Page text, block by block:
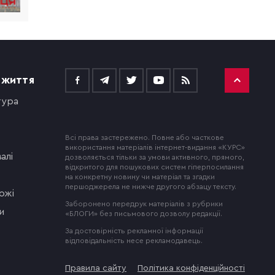
Всі права застережено. Повне або часткове
використання матеріалів інтернет-видання «КУРС»
дозволяється тільки за умови активного, прямого,
відкритого для пошукових систем гіперпосилання
на конкретну новину чи матеріал та згадки
першоджерела не нижче другого абзацу тексту.
Заборонено передрук матеріалів з рубрики
«БЛОГИ» без письмового дозволу редакції.
За достовірність рекламної інформації
відповідальність несе рекламодавець.
Правила сайту Політика конфіденційності